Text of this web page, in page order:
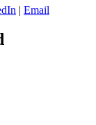
| Email